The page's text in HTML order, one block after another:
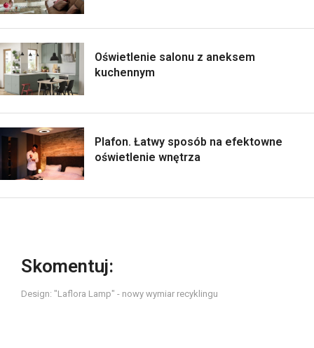
Oświetlenie salonu z aneksem
kuchennym
Plafon. Łatwy sposób na efektowne
oświetlenie wnętrza
Skomentuj:
Design: "Laflora Lamp" - nowy wymiar recyklingu